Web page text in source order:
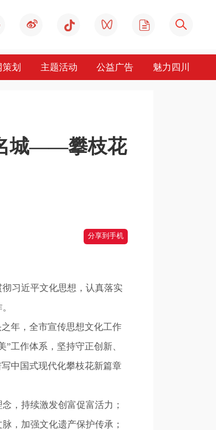
划 主题活动 公益广告 魅力四川
城——攀枝花
分享到手机
习近平文化思想，认真落实
年，全市宣传思想文化工作
工作体系，坚持守正创新、
中国式现代化攀枝花新篇章
，持续激发创富促富活力；
，加强文化遗产保护传承；